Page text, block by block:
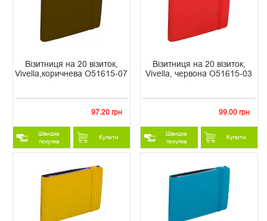
Візитниця на 20 візиток,
Vivella,коричнева O51615-07
97.20 грн
Швидка
покупка
Купити
Візитниця на 20 візиток,
Vivella, червона O51615-03
99.00 грн
Швидка
покупка
Купити